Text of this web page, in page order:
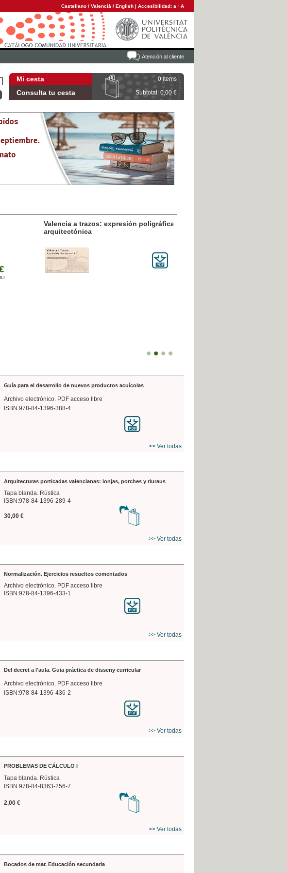
Castellano / Valencià / English | Accesibilidad: a · A
Atención al cliente
Mi cesta 0 items
Consulta tu cesta Subtotal: 0,00 €
Valencia a trazos: expresión poligráfica
arquitectónica
Guía para el desarrollo de nuevos productos acuícolas
Archivo electrónico. PDF acceso libre
ISBN:978-84-1396-388-4
>> Ver todas
Arquitecturas porticadas valencianas: lonjas, porches y riuraus
Tapa blanda. Rústica
ISBN:978-84-1396-289-4
30,00 €
>> Ver todas
Normalización. Ejercicios resueltos comentados
Archivo electrónico. PDF acceso libre
ISBN:978-84-1396-433-1
>> Ver todas
Del decret a l'aula. Guia práctica de disseny curricular
Archivo electrónico. PDF acceso libre
ISBN:978-84-1396-436-2
>> Ver todas
PROBLEMAS DE CÁLCULO I
Tapa blanda. Rústica
ISBN:978-84-8363-256-7
2,00 €
>> Ver todas
Bocados de mar. Educación secundaria